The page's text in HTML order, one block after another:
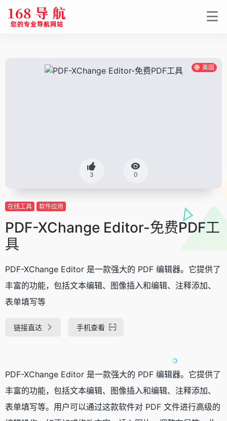
美国
3 0
在线工具 软件应用
PDF-XChange Editor-免费PDF工
具
PDF-XChange Editor 是一款强大的 PDF 编辑器。它提供了
丰富的功能，包括文本编辑、图像插入和编辑、注释添加、
表单填写等
链接直达 手机查看
PDF-XChange Editor 是一款强大的 PDF 编辑器。它提供了
丰富的功能，包括文本编辑、图像插入和编辑、注释添加、
表单填写等。用户可以通过这款软件对 PDF 文件进行高级的